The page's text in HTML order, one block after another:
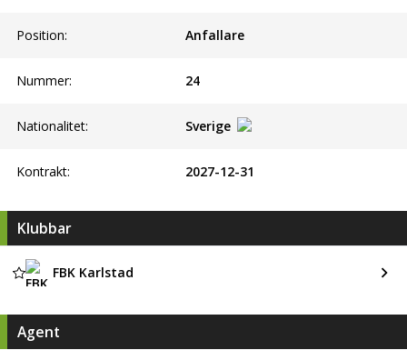
Position: Anfallare
Nummer: 24
Nationalitet: Sverige
Kontrakt: 2027-12-31
Klubbar
FBK Karlstad
Agent